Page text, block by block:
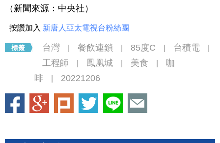
（新聞來源：中央社）
按讚加入 新唐人亞太電視台粉絲團
台灣 餐飲連鎖 85度C 台積電
工程師 鳳凰城 美食
咖
啡
20221206